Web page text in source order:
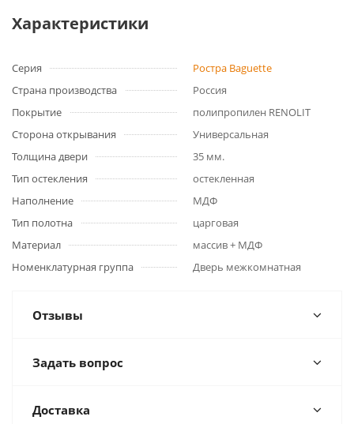
Характеристики
Серия
Ростра Baguette
Страна производства
Россия
Покрытие
полипропилен RENOLIT
Сторона открывания
Универсальная
Толщина двери
35 мм.
Тип остекления
остекленная
Наполнение
МДФ
Тип полотна
царговая
Материал
массив + МДФ
Номенклатурная группа
Дверь межкомнатная
Отзывы
Задать вопрос
Доставка